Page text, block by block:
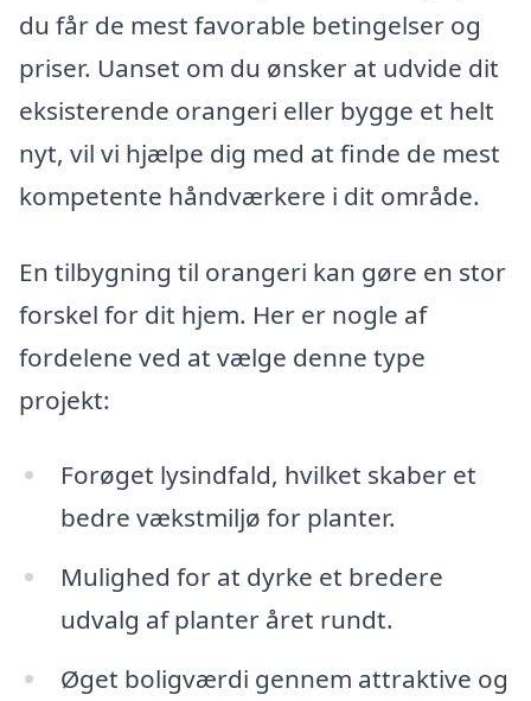
du får de mest favorable betingelser og
priser. Uanset om du ønsker at udvide dit
eksisterende orangeri eller bygge et helt
nyt, vil vi hjælpe dig med at finde de mest
kompetente håndværkere i dit område.
En tilbygning til orangeri kan gøre en stor
forskel for dit hjem. Her er nogle af
fordelene ved at vælge denne type
projekt:
Forøget lysindfald, hvilket skaber et
bedre vækstmiljø for planter.
Mulighed for at dyrke et bredere
udvalg af planter året rundt.
Øget boligværdi gennem attraktive og